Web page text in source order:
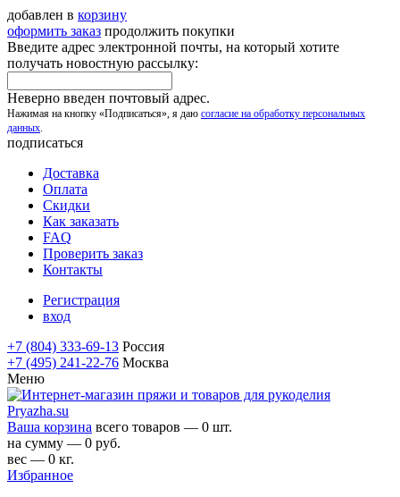
добавлен в корзину
оформить заказ продолжить покупки
Введите адрес электронной почты, на который хотите
получать новостную рассылку:
Неверно введен почтовый адрес.
Нажимая на кнопку «Подписаться», я даю согласие на обработку персональных
данных.
подписаться
Доставка
Оплата
Скидки
Как заказать
FAQ
Проверить заказ
Контакты
Регистрация
вход
+7 (804) 333-69-13 Россия
+7 (495) 241-22-76 Москва
Меню
Ваша корзина всего товаров — 0 шт.
на сумму — 0 руб.
вес — 0 кг.
Избранное